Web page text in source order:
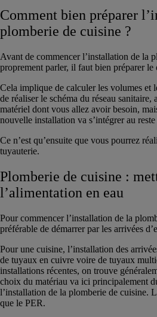
Comment bien préparer
plomberie de cuisine ?
Avant de commencer l’installation de la
proprement parler, il faut bien préparer le
Cela implique de calculer les volumes et
de réaliser le schéma du réseau
matériel dont vous allez avoir besoin,
nouvelle installation va s’intégrer au
Ce n’est qu’ensuite que vous pourrez
tuyauterie.
Plomberie de cuisine :
l’alimentation en eau
Pour commencer l’installation de la
préférable de démarrer par les arrivées
Pour une cuisine, l’installation des
de tuyaux en cuivre voire de tuyaux
installations récentes, on trouve
choix du matériau va ici principalement
l’installation de la plomberie de cuisine.
que le PER.